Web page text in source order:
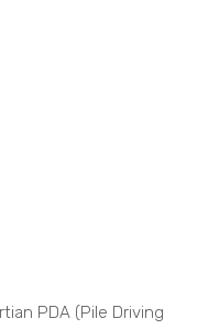
PDA (Pile Driving